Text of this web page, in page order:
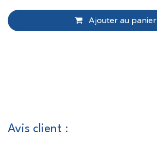
Ajouter au panier
Avis client :